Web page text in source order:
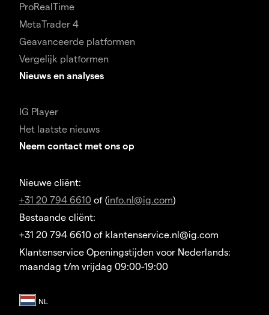
ProRealTime
MetaTrader 4
Geavanceerde platformen
Vergelijk platformen
Nieuws en analyses
IG Player
Het laatste nieuws
Neem contact met ons op
Nieuwe cliënt:
+31 20 794 6610 of (info.nl@ig.com)
Bestaande cliënt:
+31 20 794 6610 of klantenservice.nl@ig.com
Klantenservice Openingstijden voor Nederlands:
maandag t/m vrijdag 09:00-19:00